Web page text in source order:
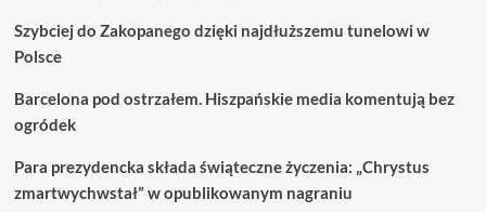
Szybciej do Zakopanego dzięki najdłuższemu tunelowi w
Polsce
Barcelona pod ostrzałem. Hiszpańskie media komentują bez
ogródek
Para prezydencka składa świąteczne życzenia: „Chrystus
zmartwychwstał” w opublikowanym nagraniu